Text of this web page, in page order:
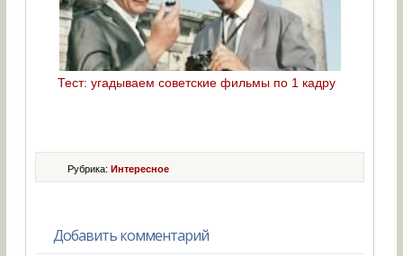
Тест: угадываем советские фильмы по 1 кадру
Рубрика:Интересное
Добавить комментарий